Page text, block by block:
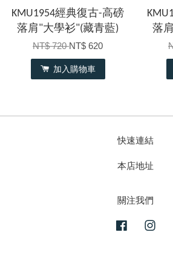
KMU1954經典復古-高磅
落肩"大學衫"(藏青藍)
NT$ 720NT$ 620
加入購物車
落
快速連結
本店地址
關注我們
Facebook